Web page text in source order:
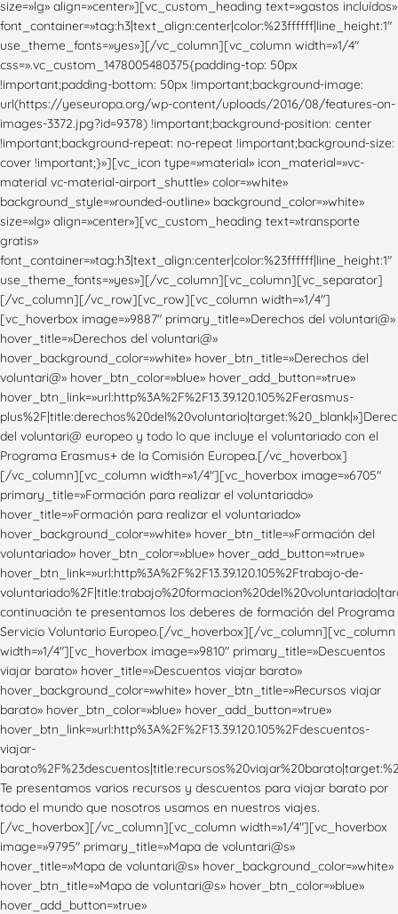
size=»lg» align=»center»][vc_custom_heading text=»gastos incluídos»
font_container=»tag:h3|text_align:center|color:%23ffffff|line_height:1″
use_theme_fonts=»yes»][/vc_column][vc_column width=»1/4″
css=».vc_custom_1478005480375{padding-top: 50px
!important;padding-bottom: 50px !important;background-image:
url(https://yeseuropa.org/wp-content/uploads/2016/08/features-on-
images-3372.jpg?id=9378) !important;background-position: center
!important;background-repeat: no-repeat !important;background-size:
cover !important;}»][vc_icon type=»material» icon_material=»vc-
material vc-material-airport_shuttle» color=»white»
background_style=»rounded-outline» background_color=»white»
size=»lg» align=»center»][vc_custom_heading text=»transporte
gratis»
font_container=»tag:h3|text_align:center|color:%23ffffff|line_height:1″
use_theme_fonts=»yes»][/vc_column][vc_column][vc_separator]
[/vc_column][/vc_row][vc_row][vc_column width=»1/4″]
[vc_hoverbox image=»9887″ primary_title=»Derechos del voluntari@»
hover_title=»Derechos del voluntari@»
hover_background_color=»white» hover_btn_title=»Derechos del
voluntari@» hover_btn_color=»blue» hover_add_button=»true»
hover_btn_link=»url:http%3A%2F%2F13.39.120.105%2Ferasmus-
del voluntari@ europeo y todo lo que incluye el voluntariado con el
Programa Erasmus+ de la Comisión Europea.[/vc_hoverbox]
[/vc_column][vc_column width=»1/4″][vc_hoverbox image=»6705″
primary_title=»Formación para realizar el voluntariado»
hover_title=»Formación para realizar el voluntariado»
hover_background_color=»white» hover_btn_title=»Formación del
voluntariado» hover_btn_color=»blue» hover_add_button=»true»
hover_btn_link=»url:http%3A%2F%2F13.39.120.105%2Ftrabajo-de-
continuación te presentamos los deberes de formación del Programa
Servicio Voluntario Europeo.[/vc_hoverbox][/vc_column][vc_column
width=»1/4″][vc_hoverbox image=»9810″ primary_title=»Descuentos
viajar barato» hover_title=»Descuentos viajar barato»
hover_background_color=»white» hover_btn_title=»Recursos viajar
barato» hover_btn_color=»blue» hover_add_button=»true»
hover_btn_link=»url:http%3A%2F%2F13.39.120.105%2Fdescuentos-
viajar-
Te presentamos varios recursos y descuentos para viajar barato por
todo el mundo que nosotros usamos en nuestros viajes.
[/vc_hoverbox][/vc_column][vc_column width=»1/4″][vc_hoverbox
image=»9795″ primary_title=»Mapa de voluntari@s»
hover_title=»Mapa de voluntari@s» hover_background_color=»white»
hover_btn_title=»Mapa de voluntari@s» hover_btn_color=»blue»
hover_add_button=»true»